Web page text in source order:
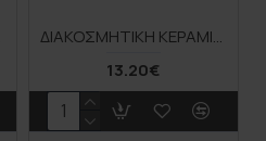
ΔΙΑΚΟΣΜΗΤΙΚΗ ΚΕΡΑΜΙΚΗ ΠΙΑΤΕΛΑ ΜΑΥΡΟ ΓΡΑΜΜΩΤΟ - 33.2x20.3x3.5cm 3/24ΚΙΒ
13.20€